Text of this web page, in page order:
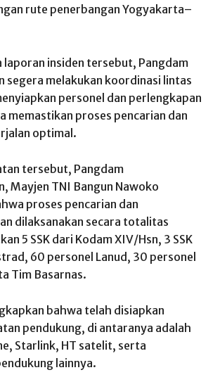
rute penerbangan Yogyakarta–
laporan insiden tersebut, Pangdam
segera melakukan koordinasi lintas
personel dan perlengkapan
memastikan proses pencarian dan
optimal.
tersebut, Pangdam
Mayjen TNI Bangun Nawoko
proses pencarian dan
dilaksanakan secara totalitas
5 SSK dari Kodam XIV/Hsn, 3 SSK
60 personel Lanud, 30 personel
Tim Basarnas.
bahwa telah disiapkan
pendukung, di antaranya adalah
Starlink, HT satelit, serta
lainnya.